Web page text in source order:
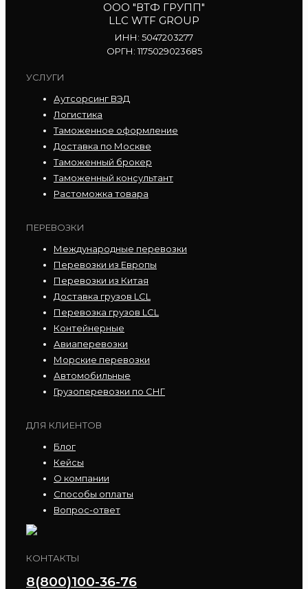
ООО "ВТФ ГРУПП"
LLC WTF GROUP
ИНН: 5047203277
ОРГН: 1175029023685
УСЛУГИ
Аутсорсинг ВЭД
Логистика
Таможенное оформление
Доставка по Москве
Таможенный брокер
Таможенный консультант
Растоможка товара
ПЕРЕВОЗКИ
Международные перевозки
Перевозки из Европы
Перевозки из Китая
Доставка грузов LCL
Перевозка грузов LCL
Контейнерные
Авиаперевозки
Морские перевозки
Автомобильные
Грузоперевозки по СНГ
ДЛЯ КЛИЕНТОВ
Блог
Кейсы
О компании
Способы оплаты
Вопрос-ответ
КОНТАКТЫ
8(800)100-36-76